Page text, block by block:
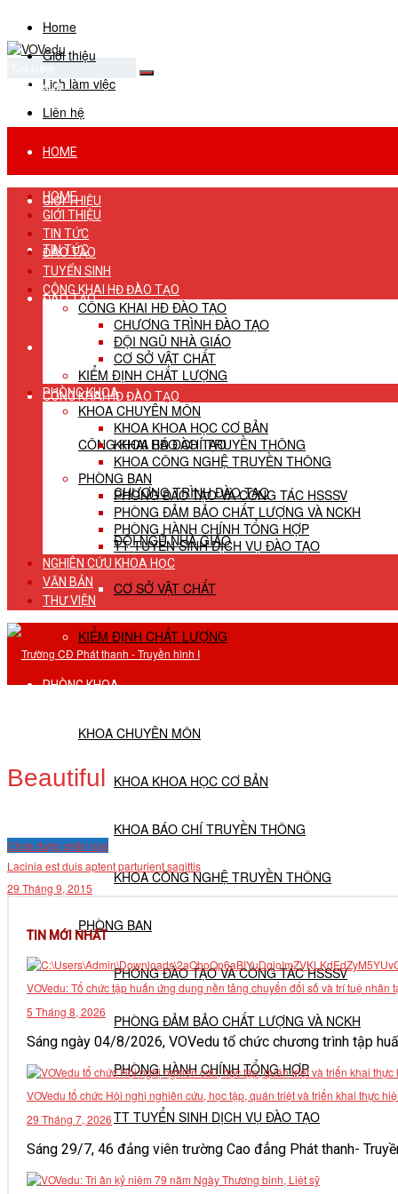
Home
Giới thiệu
Lịch làm việc
Liên hệ
No Result
View All Result
HOME
GIỚI THIỆU
TIN TỨC
ĐÀO TẠO
TUYỂN SINH
CÔNG KHAI HĐ ĐÀO TẠO
CÔNG KHAI HĐ ĐÀO TẠO
CHƯƠNG TRÌNH ĐÀO TẠO
ĐỘI NGŨ NHÀ GIÁO
CƠ SỞ VẬT CHẤT
KIỂM ĐỊNH CHẤT LƯỢNG
PHÒNG KHOA
KHOA CHUYÊN MÔN
KHOA KHOA HỌC CƠ BẢN
KHOA BÁO CHÍ TRUYỀN THÔNG
KHOA CÔNG NGHỆ TRUYỀN THÔNG
PHÒNG BAN
PHÒNG ĐÀO TẠO VÀ CÔNG TÁC HSSSV
PHÒNG ĐẢM BẢO CHẤT LƯỢNG VÀ NCKH
PHÒNG HÀNH CHÍNH TỔNG HỢP
TT TUYỂN SINH DỊCH VỤ ĐÀO TẠO
HOME
GIỚI THIỆU
TIN TỨC
ĐÀO TẠO
TUYỂN SINH
CÔNG KHAI HĐ ĐÀO TẠO
CÔNG KHAI HĐ ĐÀO TẠO
CHƯƠNG TRÌNH ĐÀO TẠO
ĐỘI NGŨ NHÀ GIÁO
CƠ SỞ VẬT CHẤT
KIỂM ĐỊNH CHẤT LƯỢNG
PHÒNG KHOA
KHOA CHUYÊN MÔN
KHOA KHOA HỌC CƠ BẢN
KHOA BÁO CHÍ TRUYỀN THÔNG
KHOA CÔNG NGHỆ TRUYỀN THÔNG
PHÒNG BAN
PHÒNG ĐÀO TẠO VÀ CÔNG TÁC HSSSV
PHÒNG ĐẢM BẢO CHẤT LƯỢNG VÀ NCKH
PHÒNG HÀNH CHÍNH TỔNG HỢP
TT TUYỂN SINH DỊCH VỤ ĐÀO TẠO
NGHIÊN CỨU KHOA HỌC
VĂN BẢN
THƯ VIỆN
Beautiful
Chưa được phân loại
Lacinia est duis aptent parturient sagittis
29 Tháng 9, 2015
TIN MỚI NHẤT
VOVedu: Tổ chức tập huấn ứng dụng nền tảng chuyển đổi số và trí tuệ nhân
5 Tháng 8, 2026
Sáng ngày 04/8/2026, VOVedu tổ chức chương trình tập
VOVedu tổ chức Hội nghị nghiên cứu, học tập, quán triệt và triển khai thực
29 Tháng 7, 2026
Sáng 29/7, 46 đảng viên trường Cao đẳng Phát thanh-